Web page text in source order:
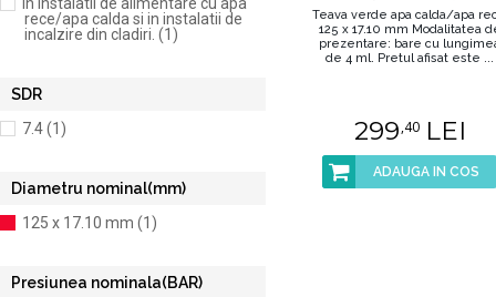
rece/apa calda si in instalatii de
incalzire din cladiri. (1)
SDR
7.4 (1)
Diametru nominal(mm)
125 x 17.10 mm (1)
Presiunea nominala(BAR)
mm
Teava verde apa calda/apa
125 x 17.10 mm Modalitatea
prezentare: bare cu
de 4 ml. Pretul afisat este ...
299,40LEI
ADAUGA IN COS